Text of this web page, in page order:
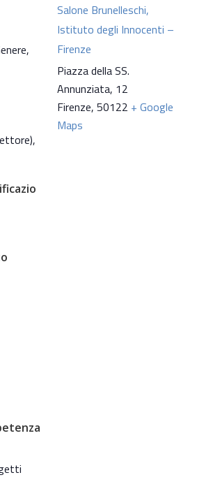
Salone Brunelleschi,
Istituto degli Innocenti –
Firenze
Piazza della SS.
Annunziata, 12
Firenze, 50122 + Google
Maps